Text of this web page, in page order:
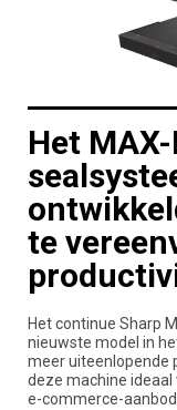
Het
te
Het continue Sharp
nieuwste model in
meer uiteenlopende
deze machine
e-commerce-